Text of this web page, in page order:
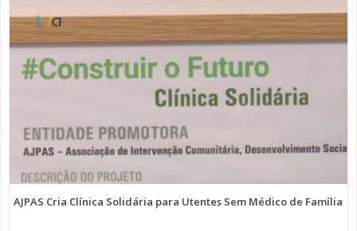
AJPAS Cria Clínica Solidária para Utentes Sem Médico de Família